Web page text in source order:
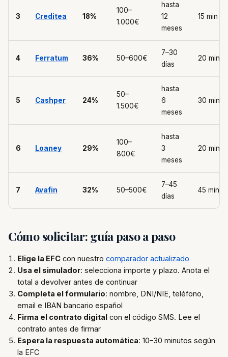
3 Creditea 18%
100–
1.000€
hasta
12
meses
15 min
4 Ferratum 36% 50–600€
7–30
días
20 min
5 Cashper 24%
50–
1.500€
hasta
6
meses
30 min
6 Loaney 29%
100–
800€
hasta
3
meses
20 min
7 Avafin 32% 50–500€
7–45
días
45 min
Cómo solicitar: guía paso a paso
Elige la EFC con nuestro comparador actualizado
Usa el simulador: selecciona importe y plazo. Anota el
total a devolver antes de continuar
Completa el formulario: nombre, DNI/NIE, teléfono,
email e IBAN bancario español
Firma el contrato digital con el código SMS. Lee el
contrato antes de firmar
Espera la respuesta automática: 10–30 minutos según
la EFC